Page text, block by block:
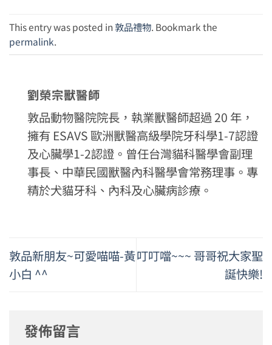
This entry was posted in敦品禮物. Bookmark the
permalink.
劉榮宗獸醫師
敦品動物醫院院長，執業獸醫師超過 20 年，
擁有 ESAVS 歐洲獸醫高級學院牙科學1-7認證
及心臟學1-2認證。曾任台灣貓科醫學會副理
事長、中華民國獸醫內科醫學會常務理事。專
精於犬貓牙科、內科及心臟病診療。
敦品新朋友~可愛喵喵-黃
小白 ^^
叮叮噹~~~ 哥哥祝大家聖
誕快樂!
發佈留言